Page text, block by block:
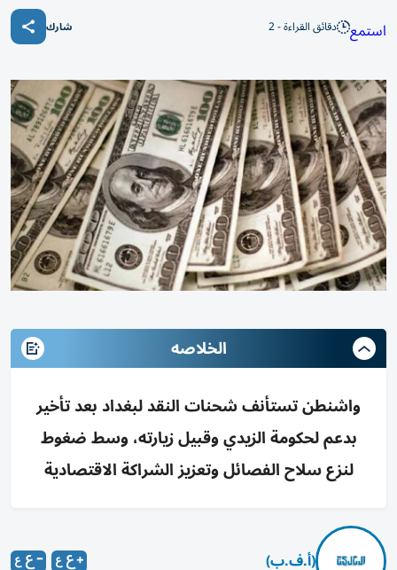
استمع دقائق القراءة - 2 شارك
الخلاصه
واشنطن تستأنف شحنات النقد لبغداد بعد تأخير
بدعم لحكومة الزيدي وقبيل زيارته، وسط ضغوط
لنزع سلاح الفصائل وتعزيز الشراكة الاقتصادية
(أ.ف.ب)